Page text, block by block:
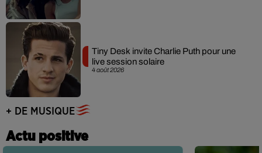
4 août 2026
Tiny Desk invite Charlie Puth pour une
live session solaire
+ DE MUSIQUE
Actu positive